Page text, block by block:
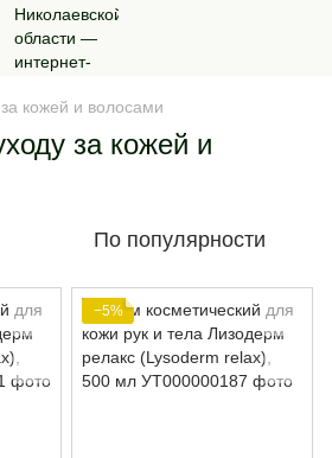
кожей и волосами
за кожей и
По популярности
−5%